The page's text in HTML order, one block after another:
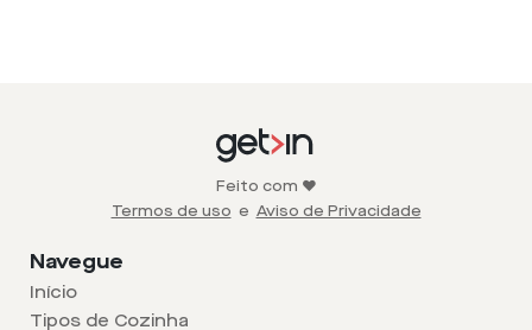
Feito com ❤️
Termos de uso e Aviso de Privacidade
Navegue
Início
Tipos de Cozinha